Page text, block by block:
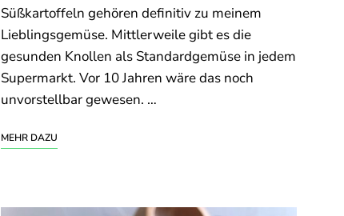
Süßkartoffeln gehören definitiv zu meinem
Lieblingsgemüse. Mittlerweile gibt es die
gesunden Knollen als Standardgemüse in jedem
Supermarkt. Vor 10 Jahren wäre das noch
unvorstellbar gewesen. …
MEHR DAZU